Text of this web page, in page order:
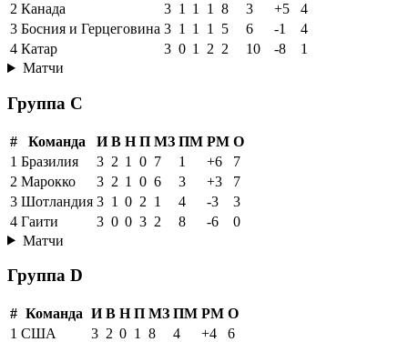
2 Канада 3 1 1 1 8 3 +5
4
3 Босния и Герцеговина 3 1 1 1 5 6 -1
4
4 Катар 3 0 1 2 2 10 -8
1
Матчи
Группа C
# Команда И В Н П МЗ ПМ РМ О
1 Бразилия 3 2 1 0 7 1 +6
7
2 Марокко 3 2 1 0 6 3 +3
7
3 Шотландия 3 1 0 2 1 4 -3
3
4 Гаити 3 0 0 3 2 8 -6
0
Матчи
Группа D
# Команда И В Н П МЗ ПМ РМ О
1 США 3 2 0 1 8 4 +4
6